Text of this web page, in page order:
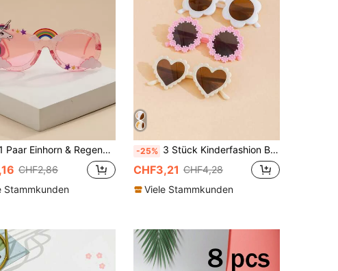
Einhorn & Regenbogen ovale dekorative Modebrillen für Jugendliche
CHF2,86
Stammkunden
-25% 3 Stück Kinderfashion Brillen, geeignet für Outdoor, Strand, Reisen und Fotografie Requisiten
CHF3,21 CHF4,28
Viele Stammkunden